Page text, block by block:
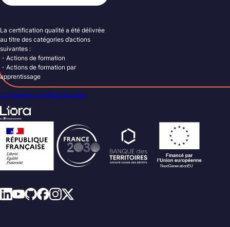
La certification qualité a été délivrée
au titre des catégories d’actions
suivantes :
・Actions de formation
・Actions de formation par
apprentissage
Consulter le certificat Qualiopi